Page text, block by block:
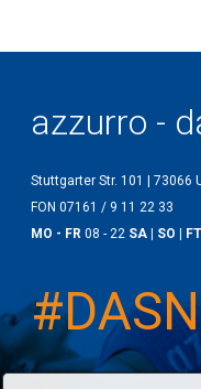
azzurro -
Stuttgarter Str. 101 | 73066
FON 07161 / 9 11 22 33
MO - FR 08 - 22 SA | SO | FT